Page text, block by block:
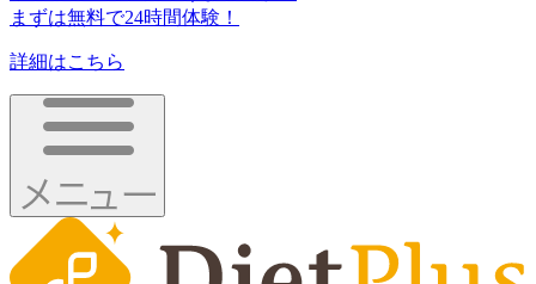
まずは無料で24時間体験！
詳細はこちら